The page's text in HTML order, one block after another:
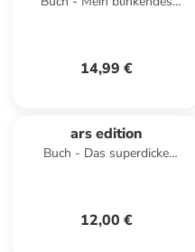
14,99 €
ars edition
Buch - Das superdicke
12,00 €